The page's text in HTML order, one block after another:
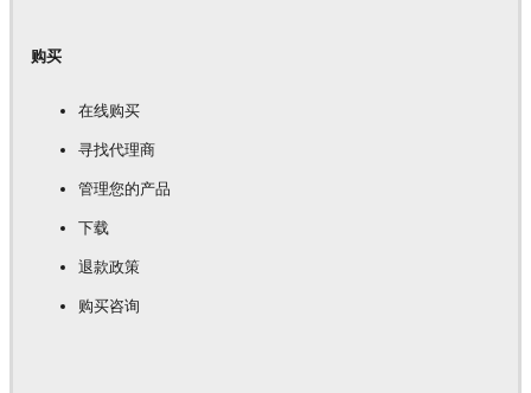
购买
在线购买
寻找代理商
管理您的产品
下载
退款政策
购买咨询